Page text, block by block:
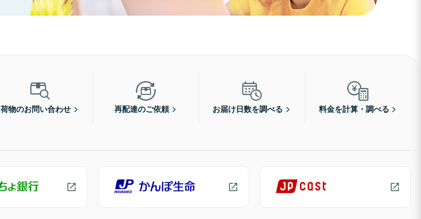
荷物のお問い合わせ 再配達のご依頼 お届け日数を調べる 料金を計算・調べる